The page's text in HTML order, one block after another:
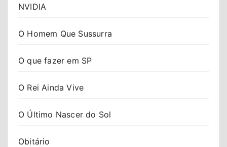
NVIDIA
O Homem Que Sussurra
O que fazer em SP
O Rei Ainda Vive
O Último Nascer do Sol
Obitário